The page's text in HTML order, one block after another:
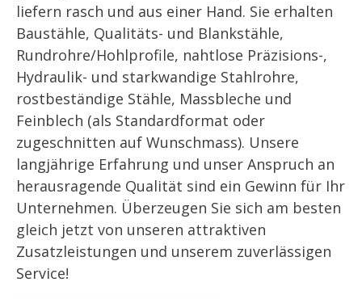
liefern rasch und aus einer Hand. Sie erhalten
Baustähle, Qualitäts- und Blankstähle,
Rundrohre/Hohlprofile, nahtlose Präzisions-,
Hydraulik- und starkwandige Stahlrohre,
rostbeständige Stähle, Massbleche und
Feinblech (als Standardformat oder
zugeschnitten auf Wunschmass). Unsere
langjährige Erfahrung und unser Anspruch an
herausragende Qualität sind ein Gewinn für Ihr
Unternehmen. Überzeugen Sie sich am besten
gleich jetzt von unseren attraktiven
Zusatzleistungen und unserem zuverlässigen
Service!